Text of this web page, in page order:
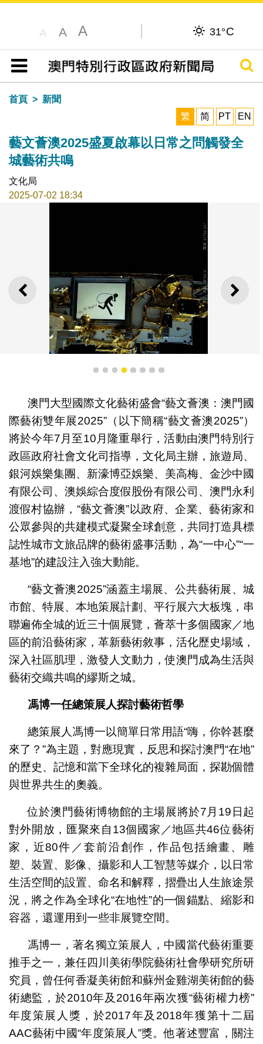
A A A 31°C
目錄
搜尋
首頁
新聞
繁
简 PT EN
藝文薈澳2025盛夏啟幕以日常之問觸發全
城藝術共鳴
文化局
2025-07-02 18:34
上一則 下一
衛星上的湖泊， 徐冰 （中國）， 綜合媒材，視頻裝置
（作品持續創作中）， 3'7"， 2021
1 2 3 4 5 6 7 8
澳門大型國際文化藝術盛會“藝文薈澳：澳門國
際藝術雙年展2025”（以下簡稱“藝文薈澳2025”）
將於今年7月至10月隆重舉行，活動由澳門特別行
政區政府社會文化司指導，文化局主辦，旅遊局、
銀河娛樂集團、新濠博亞娛樂、美高梅、金沙中國
有限公司、澳娛綜合度假股份有限公司、澳門永利
渡假村協辦，“藝文薈澳”以政府、企業、藝術家和
公眾參與的共建模式凝聚全球創意，共同打造具標
誌性城市文旅品牌的藝術盛事活動，為“一中心”“一
基地”的建設注入強大動能。
“藝文薈澳2025”涵蓋主場展、公共藝術展、城
市館、特展、本地策展計劃、平行展六大板塊，串
聯遍佈全城的近三十個展覽，薈萃十多個國家／地
區的前沿藝術家，革新藝術敘事，活化歷史場域，
深入社區肌理，激發人文動力，使澳門成為生活與
藝術交織共鳴的繆斯之城。
馮博一任總策展人探討藝術哲學
總策展人馮博一以簡單日常用語“嗨，你幹甚麼
來了？”為主題，對應現實，反思和探討澳門“在地”
的歷史、記憶和當下全球化的複雜局面，探勘個體
與世界共生的奧義。
位於澳門藝術博物館的主場展將於7月19日起
對外開放，匯聚來自13個國家／地區共46位藝術
家，近80件／套前沿創作，作品包括繪畫、雕
塑、裝置、影像、攝影和人工智慧等媒介，以日常
生活空間的設置、命名和解釋，摺疊出人生旅途景
況，將之作為全球化“在地性”的一個錨點、縮影和
容器，還運用到一些非展覽空間。
馮博一，著名獨立策展人，中國當代藝術重要
推手之一，兼任四川美術學院藝術社會學研究所研
究員，曾任何香凝美術館和蘇州金雞湖美術館的藝
術總監，於2010年及2016年兩次獲“藝術權力榜”
年度策展人獎，於2017年及2018年獲第十二屆
AAC藝術中國“年度策展人”獎。他著述豐富，關注